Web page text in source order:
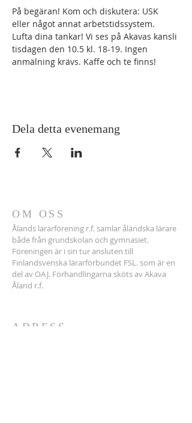
På begäran! Kom och diskutera: USK
eller något annat arbetstidssystem.
Lufta dina tankar! Vi ses på Akavas kansli
tisdagen den 10.5 kl. 18-19. Ingen
anmälning krävs. Kaffe och te finns!
Dela detta evenemang
OM OSS
Ålands lärarförening r.f. samlar åländska lärare
både från grundskolan och gymnasiet.
Föreningen är i sin tur ansluten till
Finlandsvenska lärarförbundet FSL. som är en
del av OAJ. Förhandlingarna sköts av Akava
Åland r.f.
ADRESS